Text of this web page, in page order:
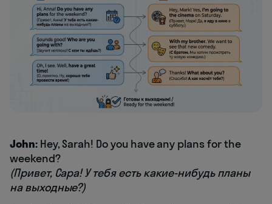
John:Hey, Sarah! Do you have any plans for the
weekend?
(Привет, Сара! У тебя есть какие-нибудь планы
на выходные?)